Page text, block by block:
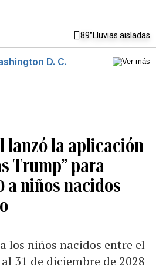
89°Lluvias aisladas
D. C.
lanzó la aplicación
Trump” para
a niños nacidos
los niños nacidos entre el
31 de diciembre de 2028